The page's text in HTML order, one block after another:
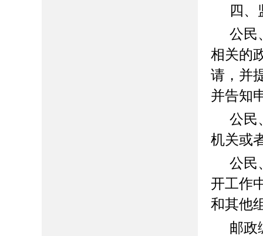
四、
公民
相关的
请，并
并告知
公民
机关或
公民
开工作
和其他
邮政